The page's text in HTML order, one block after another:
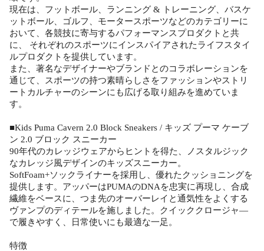
現在は、フットボール、ランニング & トレーニング、バスケ
ットボール、ゴルフ、モータースポーツなどのカテゴリーに
おいて、各競技に寄与するパフォーマンスプロダクトと共
に、 それぞれのスポーツにインスパイアされたライフスタイ
ルプロダクトを提供しています。
また、著名なデザイナーやブランドとのコラボレーションを
通じて、スポーツの持つ素晴らしさをファッションやストリ
ートカルチャーのシーンにも広げる取り組みを進めていま
す。
■Kids Puma Cavern 2.0 Block Sneakers / キッズ プーマ ケーブ
ン 2.0 ブロック スニーカー
90年代のカレッジウェアからヒントを得た、ノスタルジック
なカレッジ風デザインのキッズスニーカー。
SoftFoam+ソックライナーを採用し、優れたクッショニングを
提供します。アッパーはPUMAのDNAを忠実に再現し、合成
繊維をベースに、つま先のオーバーレイと通気性をよくする
ヴァンプのディテールを施しました。クイッククロージャ―
で履きやすく、日常使いにも最適な一足。
特徴